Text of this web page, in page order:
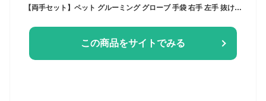
【両手セット】ペット グルーミング グローブ 手袋 右手 左手 抜け毛 ブラシ 毛玉 除去 マッサージ お手入れ 選べる3色 グルーミンググローブ【ピンク/ブルー/ライトブルー】 ペット用品・ペットグッズ お手入れ用品
この商品をサイトでみる